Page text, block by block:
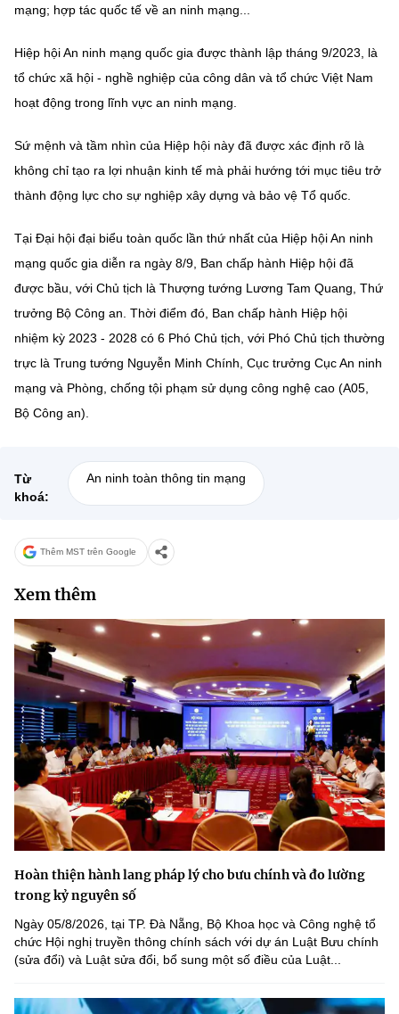
mạng; hợp tác quốc tế về an ninh mạng...
Hiệp hội An ninh mạng quốc gia được thành lập tháng 9/2023, là
tổ chức xã hội - nghề nghiệp của công dân và tổ chức Việt Nam
hoạt động trong lĩnh vực an ninh mạng.
Sứ mệnh và tầm nhìn của Hiệp hội này đã được xác định rõ là
không chỉ tạo ra lợi nhuận kinh tế mà phải hướng tới mục tiêu trở
thành động lực cho sự nghiệp xây dựng và bảo vệ Tổ quốc.
Tại Đại hội đại biểu toàn quốc lần thứ nhất của Hiệp hội An ninh
mạng quốc gia diễn ra ngày 8/9, Ban chấp hành Hiệp hội đã
được bầu, với Chủ tịch là Thượng tướng Lương Tam Quang, Thứ
trưởng Bộ Công an. Thời điểm đó, Ban chấp hành Hiệp hội
nhiệm kỳ 2023 - 2028 có 6 Phó Chủ tịch, với Phó Chủ tịch thường
trực là Trung tướng Nguyễn Minh Chính, Cục trưởng Cục An ninh
mạng và Phòng, chống tội phạm sử dụng công nghệ cao (A05,
Bộ Công an).
Từ
khoá:
An ninh toàn thông tin mạng
Thêm MST trên Google
Xem thêm
Hoàn thiện hành lang pháp lý cho bưu chính và đo lường
trong kỷ nguyên số
Ngày 05/8/2026, tại TP. Đà Nẵng, Bộ Khoa học và Công nghệ tổ
chức Hội nghị truyền thông chính sách với dự án Luật Bưu chính
(sửa đổi) và Luật sửa đổi, bổ sung một số điều của Luật...